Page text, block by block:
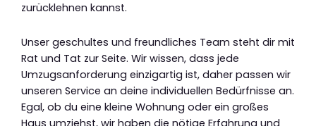
zurücklehnen kannst.
Unser geschultes und freundliches Team steht dir mit
Rat und Tat zur Seite. Wir wissen, dass jede
Umzugsanforderung einzigartig ist, daher passen wir
unseren Service an deine individuellen Bedürfnisse an.
Egal, ob du eine kleine Wohnung oder ein großes
Haus umziehst, wir haben die nötige Erfahrung und